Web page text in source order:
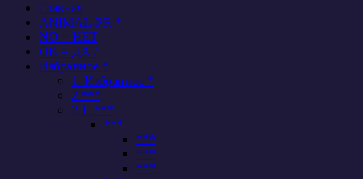
Главная
ANIMAL-PR *
NO = НЕТ
OK = ДА /
Избранное *
1. Избранное *
2 ***
2.1. ***
***
***
***
***